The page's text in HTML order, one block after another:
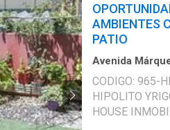
diario. Cocina
desayunadora.
amplio libre con parrilla. Apto
información o
AMBIENTES
PATIO
Avenida
CODIGO: 965-
HIPOLITO YRIGOYEN
HOUSE